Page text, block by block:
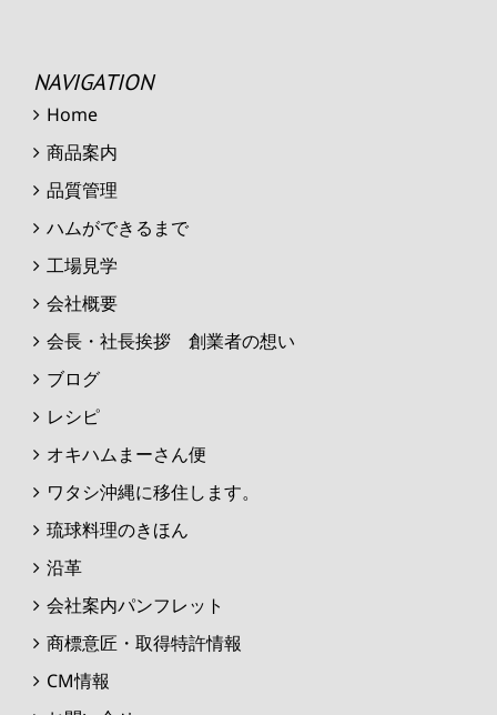
NAVIGATION
Home
商品案内
品質管理
ハムができるまで
工場見学
会社概要
会長・社長挨拶 創業者の想い
ブログ
レシピ
オキハムまーさん便
ワタシ沖縄に移住します。
琉球料理のきほん
沿革
会社案内パンフレット
商標意匠・取得特許情報
CM情報